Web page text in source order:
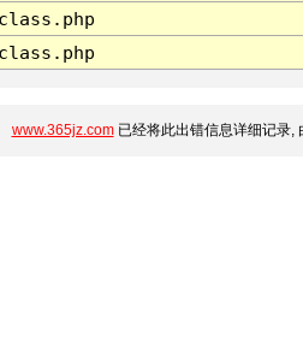
www.365jz.com已经将此出错信息详细记录,